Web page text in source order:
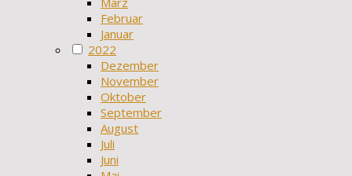
Februar
Januar
2022
Dezember
November
Oktober
September
August
Juli
Juni